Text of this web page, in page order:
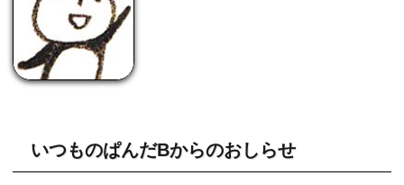
いつものぱんだBからのおしらせ